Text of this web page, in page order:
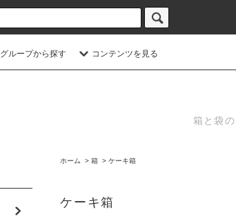
グループから探す コンテンツを見る
箱と袋
ホーム > 箱 > ケーキ箱
ケーキ箱